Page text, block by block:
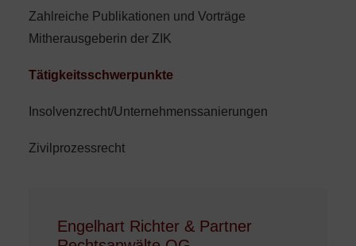
Zahlreiche Publikationen und Vorträge
Mitherausgeberin der ZIK
Tätigkeitsschwerpunkte
Insolvenzrecht/Unternehmenssanierungen
Zivilprozessrecht
Engelhart Richter & Partner